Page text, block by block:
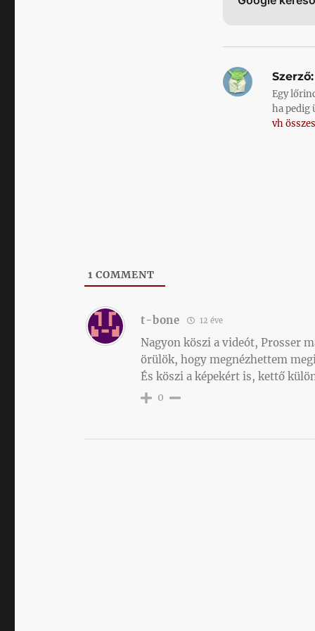
Szerző:
Egy
ha pedig
vh
1 COMMENT
t-bone 12 éve
Nagyon köszi a videót, Prosser
örülök, hogy megnézhettem
És köszi a képekért is, kettő
0